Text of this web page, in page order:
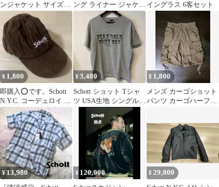
ンジャケット サイズ42
ブラウン USA製
ング ライナー ジャケッ
ト ブラック/L
イングラス 6客セット
¥ 1,800
即購入⭕️です。Schott
N.Y.C. コーデュロイ キ
ャップ ブラウン
¥3,480
Schott ショット Tシャ
ツ USA生地 シングルス
¥ 1,800
メンズ カーゴショット
パンツ カーゴハーフパ
¥13,980 ¥ 120,000 ¥ 29,800